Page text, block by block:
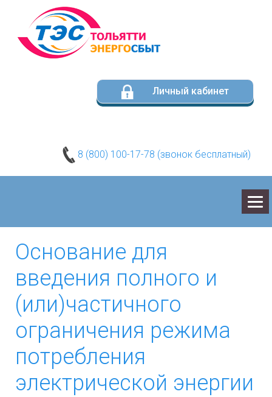
Личный кабинет
8 (800) 100-17-78 (звонок бесплатный)
ЮРИДИЧЕСКИМ ЛИЦАМ
ФИЗИЧЕСКИМ ЛИЦАМ
НОРМАТИВНЫЕ ДОКУМЕНТЫ
ОСТАВИТЬ СООБЩЕНИЕ
Основание для
введения полного и
(или)частичного
ограничения режима
потребления
электрической энергии